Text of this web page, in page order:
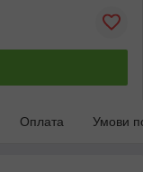
Оплата Умови